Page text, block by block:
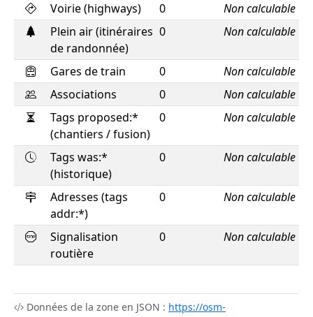
Voirie (highways)
0
Non calculable
Plein air (itinéraires
de randonnée)
0 Non calculable
Gares de train 0
Non calculable
Associations
0
Non calculable
Tags proposed:*
(chantiers / fusion)
0 Non calculable
Tags was:*
(historique)
0 Non calculable
Adresses (tags
addr:*)
0 Non calculable
Signalisation
routière
0 Non calculable
Données de la zone en JSON : https://osm-